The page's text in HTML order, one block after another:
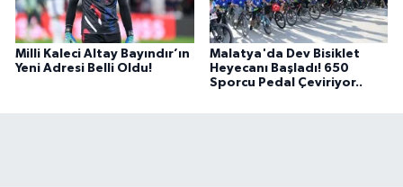
Milli Kaleci Altay Bayındır’ın
Yeni Adresi Belli Oldu!
Malatya'da Dev Bisiklet
Heyecanı Başladı! 650
Sporcu Pedal Çeviriyor..